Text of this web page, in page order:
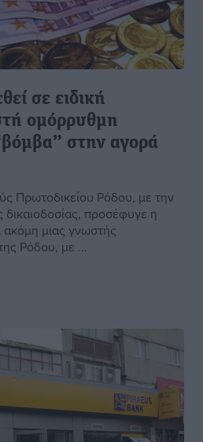
σε ειδική
ομόρρυθμη
στην αγορά
Πρωτοδικείου Ρόδου, με την
δικαιοδοσίας, προσέφυγε η
μιας γνωστής
Ρόδου, με ...